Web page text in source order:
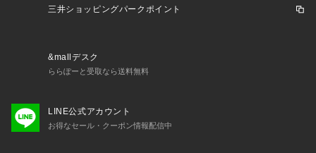
三井ショッピングパークポイント
&mallデスク
ららぽーと受取なら送料無料
LINE公式アカウント
お得なセール・クーポン情報配信中